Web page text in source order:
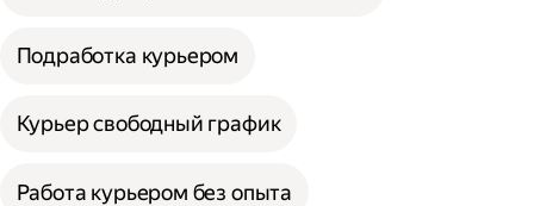
Подработка курьером
Курьер свободный график
Работа курьером без опыта